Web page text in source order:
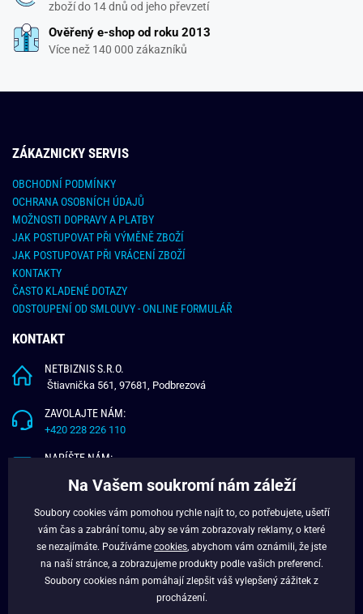
zboží do 14 dnů od jeho převzetí
Ověřený e-shop od roku 2013
Více než 140 000 zákazníků
ZÁKAZNICKY SERVIS
OBCHODNÍ PODMÍNKY
OCHRANA OSOBNÍCH ÚDAJŮ
MOŽNOSTI DOPRAVY A PLATBY
JAK POSTUPOVAT PŘI VÝMĚNĚ ZBOŽÍ
JAK POSTUPOVAT PŘI VRÁCENÍ ZBOŽÍ
KONTAKTY
ČASTO KLADENÉ DOTAZY
ODSTOUPENÍ OD SMLOUVY - ONLINE FORMULÁŘ
KONTAKT
NETBIZNIS S.R.O.
Štiavnička 561, 97681, Podbrezová
ZAVOLAJTE NÁM:
+420 228 226 110
NAPÍŠTE NÁM:
O NÁS
VĚRNOSTNÍ PROGRAM
Na Vašem soukromí nám záleží
Soubory cookies vám pomohou rychle najít to, co potřebujete, ušetří
vám čas a zabrání tomu, aby se vám zobrazovaly reklamy, o které
se nezajímáte. Používáme cookies , abychom vám oznámili, že jste
na naší stránce, a zobrazujeme produkty podle vašich preferencí.
Soubory cookies nám pomáhají zlepšit váš vylepšený zážitek z
procházení.